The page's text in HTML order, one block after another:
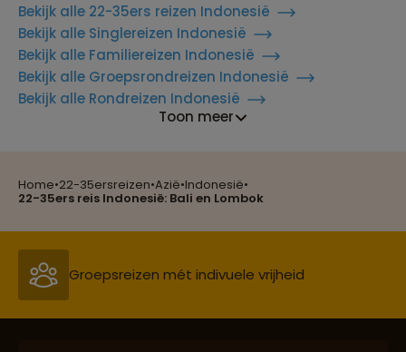
Home•22-35ersreizen•Azië•Indonesië•
22-35ers reis Indonesië: Bali en Lombok
Bekijk alle 22-35ers reizen Indonesië
Bekijk alle Singlereizen Indonesië
Bekijk alle Familiereizen Indonesië
Bekijk alle Groepsrondreizen Indonesië
Bekijk alle Rondreizen Indonesië
Toon meer
Reizen met oog voor mens, cultuur en milieu
Groepsreizen mét indivuele vrijheid
Persoonlijk en deskundig reisadvies